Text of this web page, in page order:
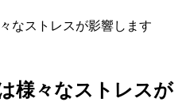
なストレスが影響します
様々なストレスが